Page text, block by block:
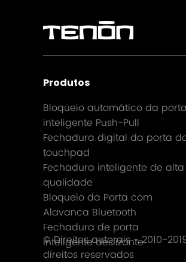
Produtos
Bloqueio automático da porta
inteligente Push-Pull
Fechadura digital da porta
touchpad
Fechadura inteligente de alta
qualidade
Bloqueio da Porta com
Alavanca Bluetooth
Fechadura de porta
inteligente deslizante
© Direitos autorais - 2010-
direitos reservados